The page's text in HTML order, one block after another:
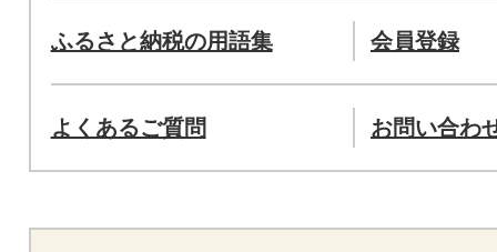
ふるさと納税の用語集 会員登録
よくあるご質問 お問い合わ